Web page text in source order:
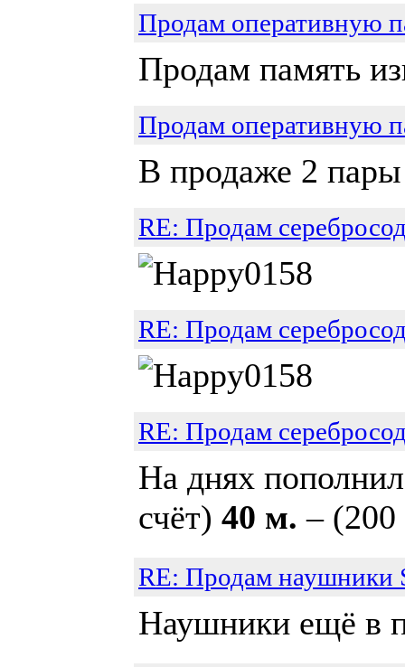
Продам оперативную
Продам память
Продам оперативную
В продаже 2
RE: Продам
RE: Продам
RE: Продам
На днях
счёт) 40 м.–
RE: Продам наушники
Наушники ещё в